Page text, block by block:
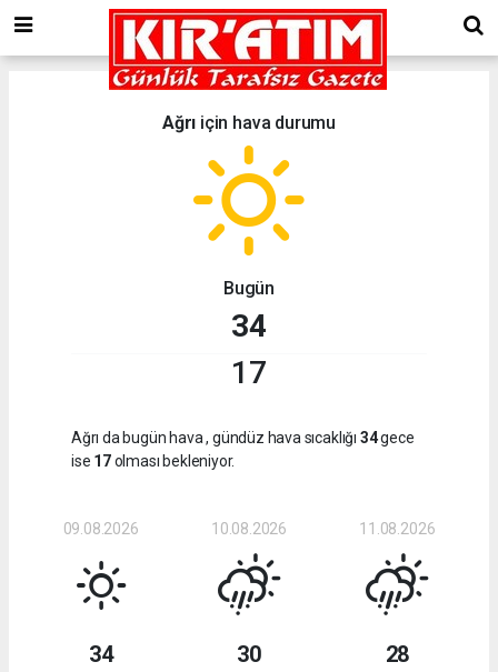
Ağrı için hava durumu
Bugün
34
17
Ağrı da bugün hava, gündüz hava sıcaklığı 34gece
ise 17olması bekleniyor.
09.08.2026
34
10.08.2026
30
11.08.2026
28